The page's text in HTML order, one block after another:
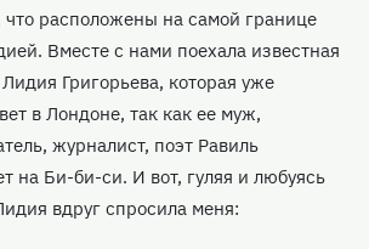
что расположены на самой границе
Вместе с нами поехала известная
Григорьева, которая уже
в Лондоне, так как ее муж,
журналист, поэт Равиль
на Би-би-си. И вот, гуляя и любуясь
вдруг спросила меня: